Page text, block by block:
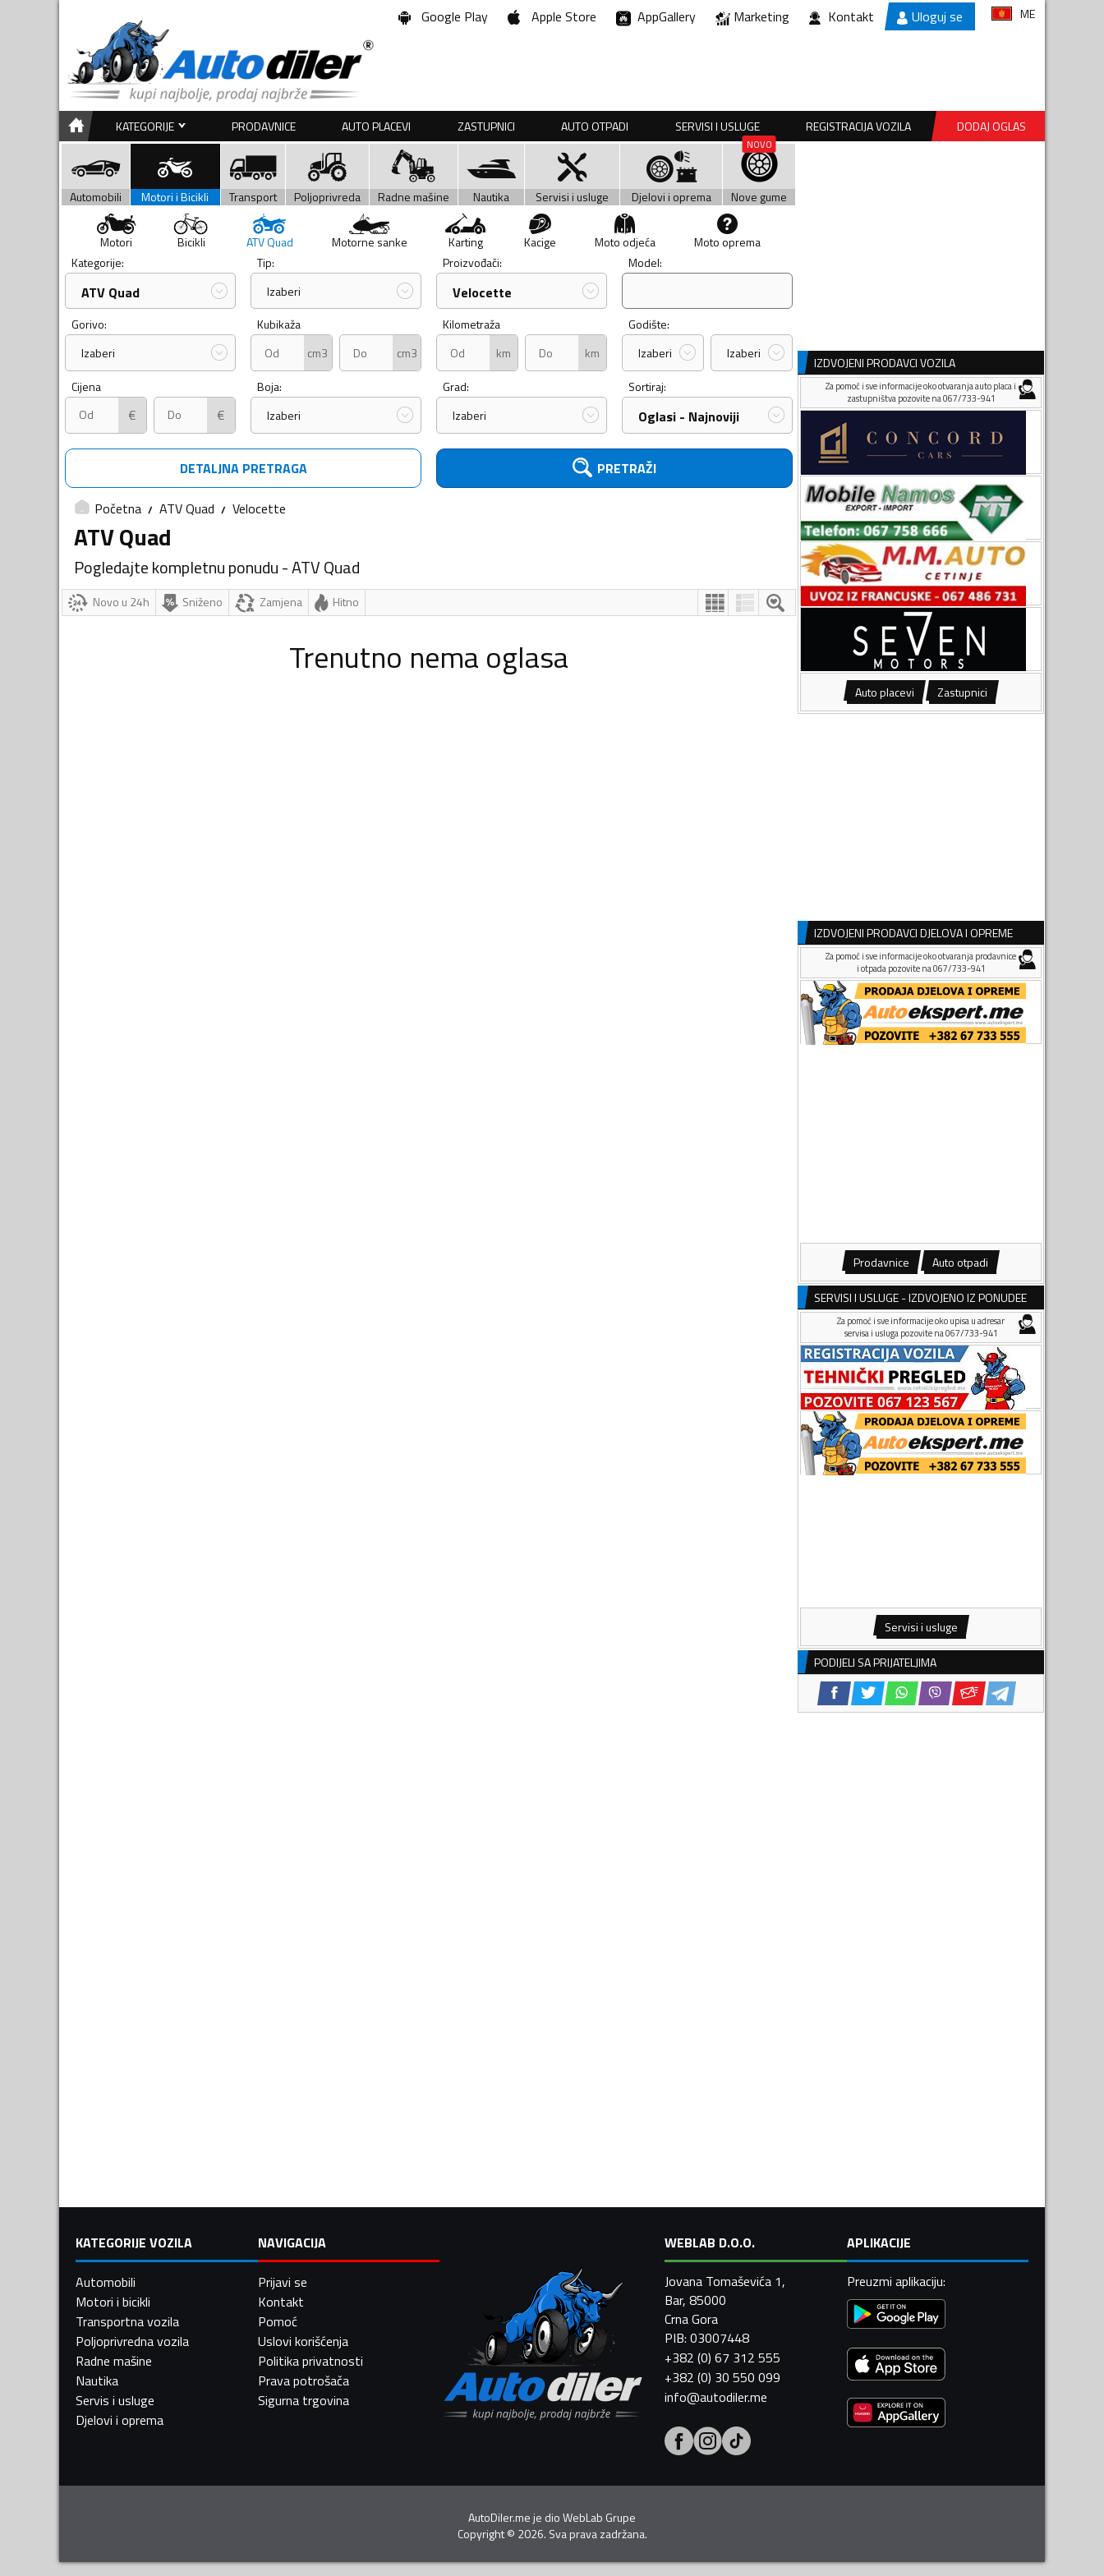
Google Play Apple Store AppGallery Marketing Kontakt Uloguj se ME
KATEGORIJE PRODAVNICE AUTO PLACEVI ZASTUPNICI AUTO OTPADI SERVISI I USLUGE REGISTRACIJA VOZILA DODAJ OGLAS
Automobili Motori i Bicikli Transport Poljoprivreda Radne mašine Nautika Servisi i usluge Djelovi i oprema Nove gume
Motori Bicikli ATV Quad Motorne sanke Karting Kacige Moto odjeća
Moto oprema
Kategorije:
ATV Quad
Tip:
Izaberi
Proizvođači:
Velocette
Model:
Gorivo:
Izaberi
Kubikaža
cm3
cm3
Kilometraža
km
km
Godište:
Izaberi
Izaberi
Cijena
€ €
Boja:
Izaberi
Grad:
Izaberi
Sortiraj:
Oglasi - Najnoviji
DETALJNA PRETRAGA PRETRAŽI
Početna ATV Quad Velocette
ATV Quad
Pogledajte kompletnu ponudu - ATV Quad
Novo u 24h Sniženo Zamjena Hitno
Trenutno nema oglasa
IZDVOJENI PRODAVCI VOZILA
Za pomoć i sve informacije oko otvaranja auto placa i
zastupništva pozovite na 067/733-941
Auto placevi Zastupnici
IZDVOJENI PRODAVCI DJELOVA I OPREME
Za pomoć i sve informacije oko otvaranja prodavnice
i otpada pozovite na 067/733-941
Prodavnice Auto otpadi
SERVISI I USLUGE - IZDVOJENO IZ PONUDEE
Za pomoć i sve informacije oko upisa u adresar
servisa i usluga pozovite na 067/733-941
Servisi i usluge
PODIJELI SA PRIJATELJIMA
KATEGORIJE VOZILA
Automobili
Motori i bicikli
Transportna vozila
Poljoprivredna vozila
Radne mašine
Nautika
Servis i usluge
Djelovi i oprema
NAVIGACIJA
Prijavi se
Kontakt
Pomoć
Uslovi korišćenja
Politika privatnosti
Prava potrošača
Sigurna trgovina
WEBLAB D.O.O.
Jovana Tomaševića 1,
Bar, 85000
Crna Gora
PIB: 03007448
+382 (0) 67 312 555
+382 (0) 30 550 099
info@autodiler.me
APLIKACIJE
Preuzmi aplikaciju:
AutoDiler.me je dioWebLab Grupe
Copyright© 2026. Sva prava zadržana.